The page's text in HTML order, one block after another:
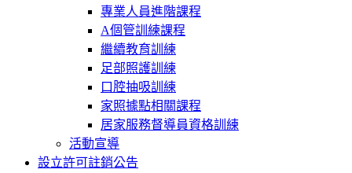
專業人員進階課程
A個管訓練課程
繼續教育訓練
足部照護訓練
口腔抽吸訓練
家照據點相關課程
居家服務督導員資格訓練
活動宣導
設立許可註銷公告